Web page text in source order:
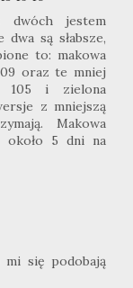
jestem
są słabsze,
to: makowa
oraz te mniej
105 i zielona
z mniejszą
Makowa
około 5 dni na
się podobają